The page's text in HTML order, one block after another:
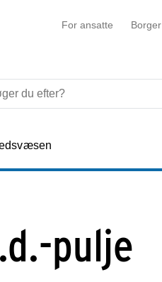
For ansatte Borger
pulje